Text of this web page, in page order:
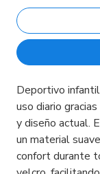
Deportivo
uso diario
y diseño actual.
un material
confort durante